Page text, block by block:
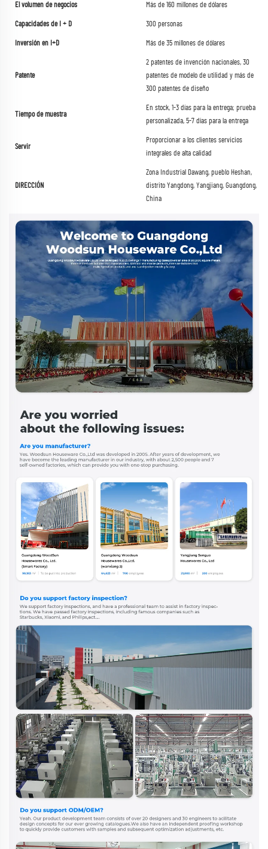
El volumen de negocios Más de 160 millones de dólares
Capacidades de I + D 300 personas
Inversión en I+D Más de 35 millones de dólares
Patente
2 patentes de invención nacionales, 30
patentes de modelo de utilidad y más de
300 patentes de diseño
Tiempo de muestra
En stock, 1-3 días para la entrega; prueba
personalizada, 5-7 días para la entrega
Servir
Proporcionar a los clientes servicios
integrales de alta calidad
DIRECCIÓN
Zona Industrial Dawang, pueblo Heshan,
distrito Yangdong, Yangjiang, Guangdong,
China